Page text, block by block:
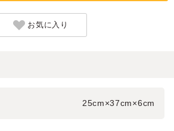
お気に入り
25cm×37cm×6cm